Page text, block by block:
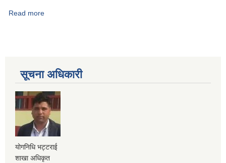
Read more
सूचना अधिकारी
योगनिधि भट्टराई
शाखा अधिकृत